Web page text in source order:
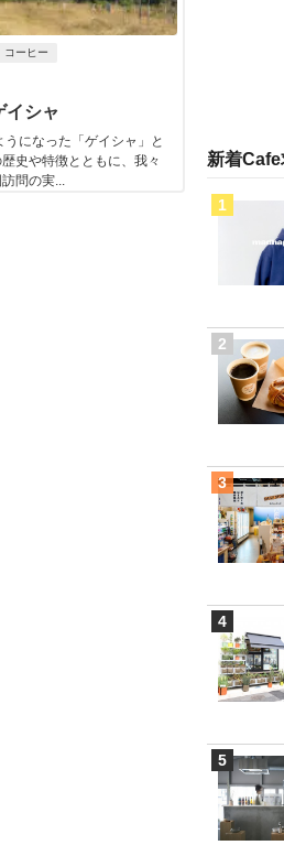
コーヒー
イシャ
になった「ゲイシャ」と
史や特徴とともに、我々
問の実...
新着Cafe